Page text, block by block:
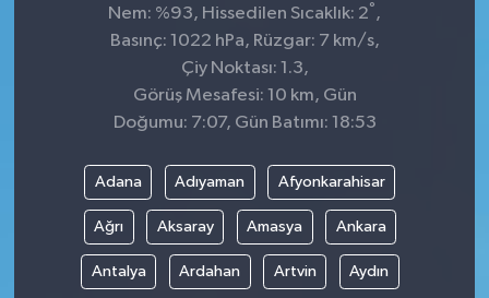
Nem: %93, Hissedilen Sıcaklık: 2°,
Basınç: 1022 hPa, Rüzgar: 7 km/s,
Çiy Noktası: 1.3,
Görüş Mesafesi: 10 km, Gün
Doğumu: 7:07, Gün Batımı: 18:53
Adana Adıyaman Afyonkarahisar
Ağrı Aksaray Amasya Ankara
Antalya Ardahan Artvin Aydın